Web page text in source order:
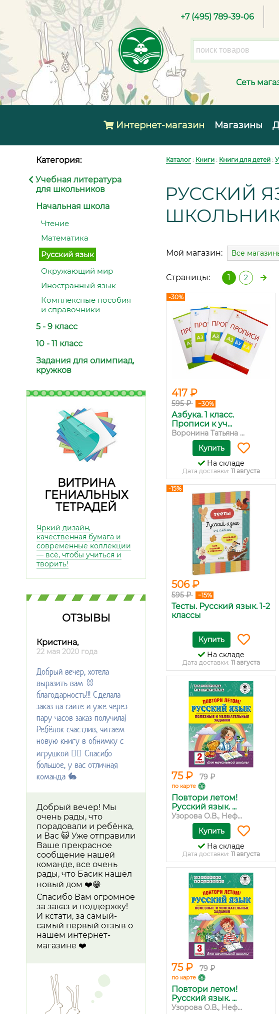
+7 (495) 789-39-06
Сеть
Интернет-магазин Магазины
Категория:
Учебная литература
для школьников
Начальная школа
Чтение
Математика
Русский язык
Окружающий мир
Иностранный язык
Комплексные пособия
и справочники
5 - 9 класс
10 - 11 класс
Задания для олимпиад,
кружков
ВИТРИНА
ГЕНИАЛЬНЫХ
ТЕТРАДЕЙ
Яркий дизайн,
качественная бумага и
современные коллекции
— всё, чтобы учиться и
творить!
ОТЗЫВЫ
Кристина,
22 мая 2020 года
Добрый вечер, хотела
выразить вам 🐰
благодарность!!! Сделала
заказ на сайте и уже через
пару часов заказ получила)
Ребёнок счастлив, читаем
новую книгу в обнимку с
игрушкой 👌🏼 Спасибо
большое, у вас отличная
команда 🐇
Добрый вечер! Мы
очень рады, что
порадовали и ребёнка,
и Вас 😺 Уже отправили
Ваше прекрасное
сообщение нашей
команде, все очень
рады, что Басик нашёл
новый дом ❤️😁
Спасибо Вам огромное
за заказ и поддержку!
И кстати, за самый-
самый первый отзыв о
нашем интернет-
магазине ❤️
Каталог: Книги : Книги для детей :
РУССКИЙ
Мой магазин: Все
Страницы: 1 2
-30%
417 ₽
595 ₽ −30%
Азбука. 1 класс.
Прописи к уч...
Воронина Татьяна ...
Купить
На складе
Дата доставки: 11 августа
-15%
506 ₽
595 ₽ −15%
Тесты. Русский язык. 1-2
классы
Купить
На складе
Дата доставки: 11 августа
75 ₽ 79 ₽
по карте
Повтори летом!
Русский язык. ...
Узорова О.В., Неф...
Купить
На складе
Дата доставки: 11 августа
75 ₽ 79 ₽
по карте
Повтори летом!
Русский язык. ...
Узорова О.В., Неф...